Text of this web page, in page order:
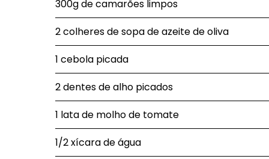
300g de camarões limpos
2 colheres de sopa de azeite de oliva
1 cebola picada
2 dentes de alho picados
1 lata de molho de tomate
1/2 xícara de água